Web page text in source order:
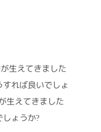
生えてきました
れば良いでしょ
生えてきました
しょうか?